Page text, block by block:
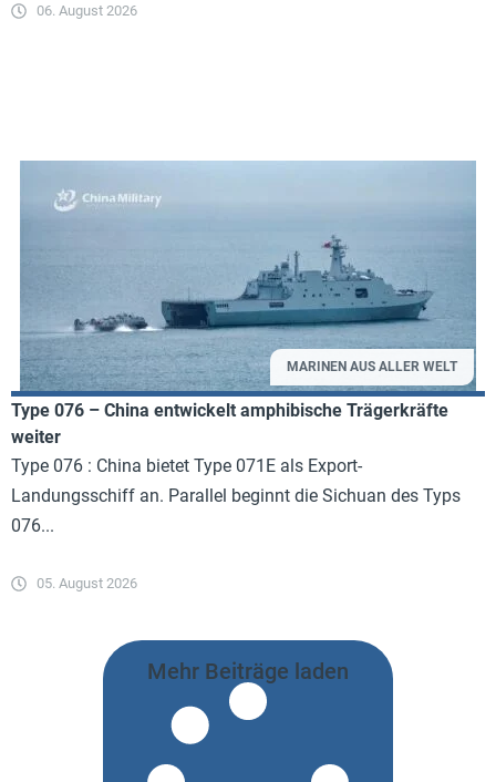
06. August 2026
MARINEN AUS ALLER WELT
Type 076 – China entwickelt amphibische Trägerkräfte
weiter
Type 076 : China bietet Type 071E als Export-
Landungsschiff an. Parallel beginnt die Sichuan des Typs
076...
05. August 2026
Mehr Beiträge laden